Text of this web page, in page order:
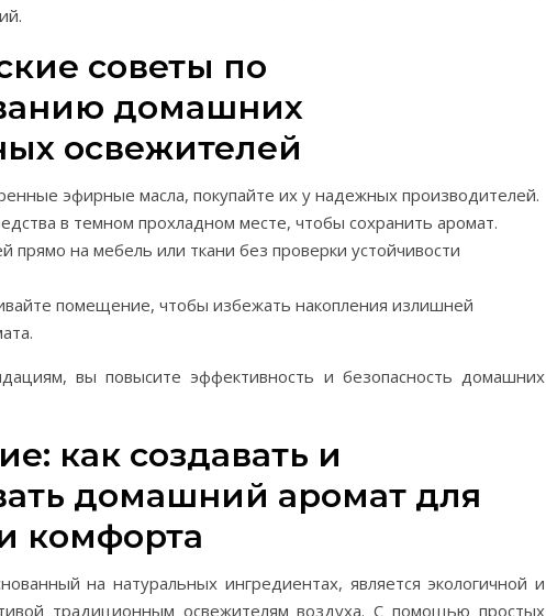
советы по
домашних
освежителей
эфирные масла, покупайте их у надежных производителей.
в темном прохладном месте, чтобы сохранить аромат.
прямо на мебель или ткани без проверки устойчивости
помещение, чтобы избежать накопления излишней
вы повысите эффективность и безопасность домашних
как создавать и
домашний аромат для
комфорта
на натуральных ингредиентах, является экологичной и
традиционным освежителям воздуха. С помощью простых